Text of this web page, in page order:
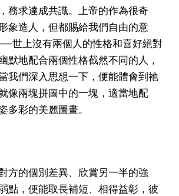
務求達成共識。上帝的作為很奇
象造人，但都賜給我們自由的意
世上沒有兩個人的性格和喜好絕對
默地配合兩個性格截然不同的人，
我們深入思想一下，便能體會到祂
像兩塊拼圖中的一塊，適當地配
多彩的美麗圖畫。
方的個別差異、欣賞另一半的強
點，便能取長補短、相得益彰，彼